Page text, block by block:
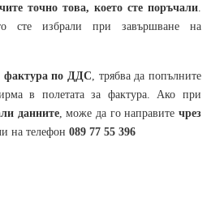
точно това, което сте поръчали
сте избрали при завършване на
фактура по ДДС , трябва да попълните
в полетата за фактура. Ако при
данните, може да го направитечрез
на телефон 089 77 55 396